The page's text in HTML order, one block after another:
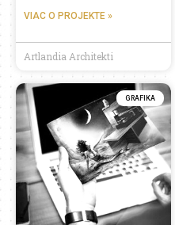
VIAC O PROJEKTE »
Artlandia Architekti
GRAFIKA